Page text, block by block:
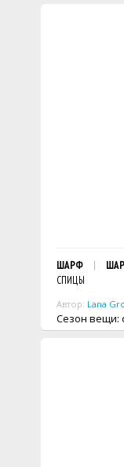
ШАРФ
СПИЦЫ
Автор: Lana
Сезон